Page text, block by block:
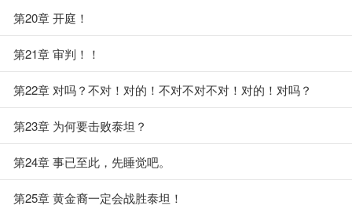
第20章 开庭！
第21章 审判！！
第22章 对吗？不对！对的！不对不对不对！对的！对吗？
第23章 为何要击败泰坦？
第24章 事已至此，先睡觉吧。
第25章 黄金裔一定会战胜泰坦！